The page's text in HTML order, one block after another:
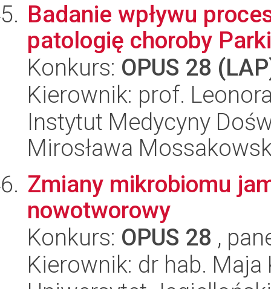
Badanie wpływu
patologię choroby
Konkurs: OPUS 28
Kierownik: prof.
Instytut Medycyny
Mirosława
Zmiany mikrobiomu
nowotworowy
Konkurs: OPUS 28 ,
Kierownik: dr hab.